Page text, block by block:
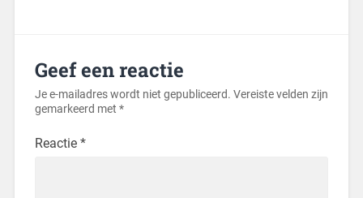
Geef een reactie
Je e-mailadres wordt niet gepubliceerd. Vereiste velden zijn
gemarkeerd met *
Reactie *